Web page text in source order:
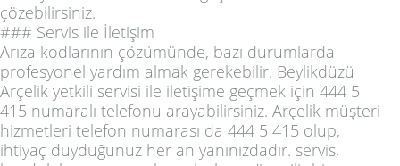
çözebilirsiniz.
### Servis ile İletişim
Arıza kodlarının çözümünde, bazı durumlarda
profesyonel yardım almak gerekebilir. Beylikdüzü
Arçelik yetkili servisi ile iletişime geçmek için 444 5
415 numaralı telefonu arayabilirsiniz. Arçelik müşteri
hizmetleri telefon numarası da 444 5 415 olup,
ihtiyaç duyduğunuz her an yanınızdadır. servis,